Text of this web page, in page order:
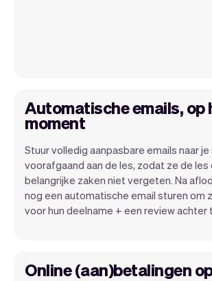
Automatische emails, op
moment
Stuur volledig aanpasbare emails naar
voorafgaand aan de les, zodat ze de les
belangrijke zaken niet vergeten. Na
nog een automatische email sturen om
voor hun deelname + een review achter
Online (aan)betalingen